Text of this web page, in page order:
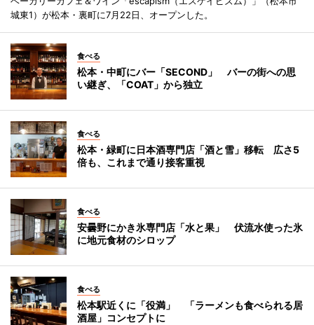
城東1）が松本・裏町に7月22日、オープンした。
食べる
松本・中町にバー「SECOND」 バーの街への思
い継ぎ、「COAT」から独立
食べる
松本・緑町に日本酒専門店「酒と雪」移転 広さ5
倍も、これまで通り接客重視
食べる
安曇野にかき氷専門店「水と果」 伏流水使った氷
に地元食材のシロップ
食べる
松本駅近くに「役満」 「ラーメンも食べられる居
酒屋」コンセプトに